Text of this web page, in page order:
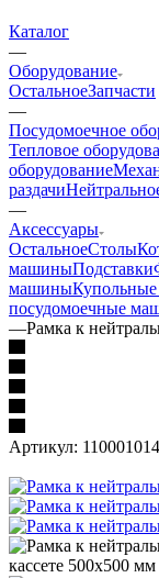
Каталог
—
Оборудование
ОстальноеЗапчасти
—
Посудомоечное
Тепловое
оборудование
раздачи
—
Аксессуары
ОстальноеСтолы
машиныПодставки
машины
посудомоечные
—Рамка к
Артикул: